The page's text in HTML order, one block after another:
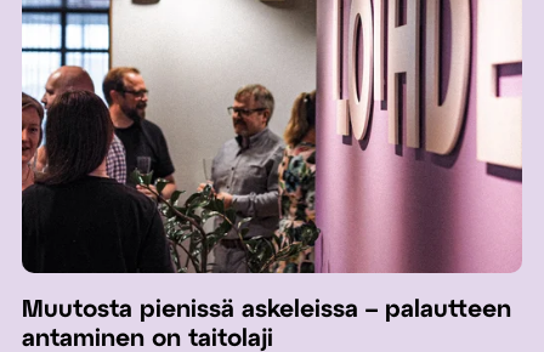
Muutosta pienissä askeleissa – palautteen
antaminen on taitolaji